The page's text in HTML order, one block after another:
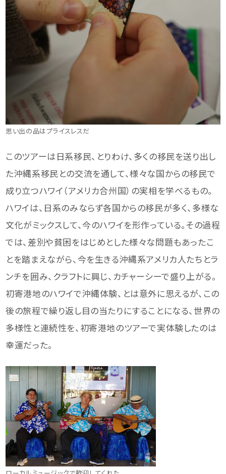
思い出の品はプライスレスだ
このツアーは日系移民、とりわけ、多くの移民を送り出し
た沖縄系移民との交流を通して、様々な国からの移民で
成り立つハワイ（アメリカ合州国）の実相を学べるもの。
ハワイは、日系のみならず各国からの移民が多く、多様な
文化がミックスして、今のハワイを形作っている。その過程
では、差別や貧困をはじめとした様々な問題もあったこ
とを踏まえながら、今を生きる沖縄系アメリカ人たちとラ
ンチを囲み、クラフトに興じ、カチャーシーで盛り上がる。
初寄港地のハワイで沖縄体験、とは意外に思えるが、この
後の旅程で繰り返し目の当たりにすることになる、世界の
多様性と連続性を、初寄港地のツアーで実体験したのは
幸運だった。